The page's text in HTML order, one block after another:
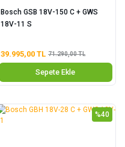
Bosch GSB 18V-150 C + GWS
18V-11 S
39.995,00 TL 71.290,00 TL
Sepete Ekle
%40